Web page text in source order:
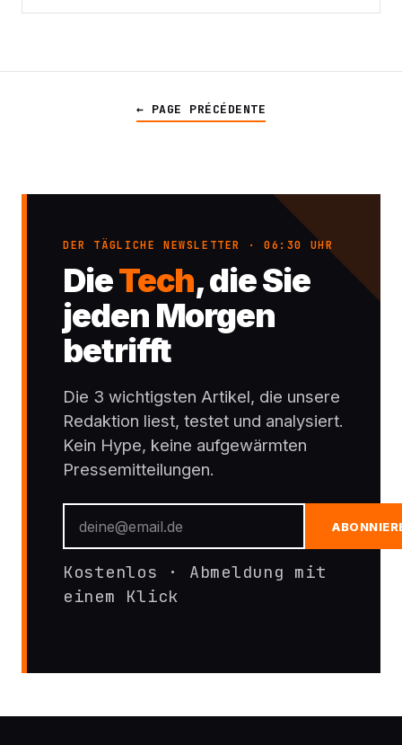
← PAGE PRÉCÉDENTE
DER TÄGLICHE NEWSLETTER · 06:30 UHR
DieTech, die Sie
jeden Morgen
betrifft
Die 3 wichtigsten Artikel, die unsere
Redaktion liest, testet und analysiert.
Kein Hype, keine aufgewärmten
Pressemitteilungen.
Kostenlos · Abmeldung mit
einem Klick